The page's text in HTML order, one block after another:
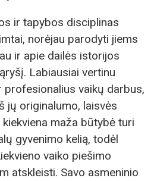
ir tapybos disciplinas
norėjau parodyti jiems
ir apie dailės istorijos
Labiausiai vertinu
profesionalius vaikų darbus,
jų originalumo, laisvės
maža būtybė turi
gyvenimo kelią, todėl
vaiko piešimo
atskleisti. Savo asmeninio